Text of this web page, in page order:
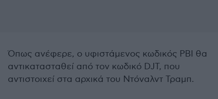
Όπως ανέφερε, ο υφιστάμενος κωδικός PBI θα
αντικατασταθεί από τον κωδικό DJT, που
αντιστοιχεί στα αρχικά του Ντόναλντ Τραμπ.